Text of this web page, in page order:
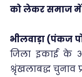
को लेकर समाज में
भीलवाड़ा (पंकज
जिला इकाई के
श्रृंखलाबद्ध चुनाव